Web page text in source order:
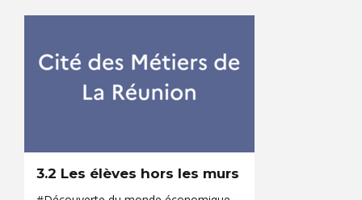
3.2 Les élèves hors les murs